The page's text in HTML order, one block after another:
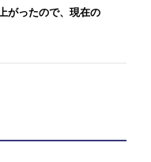
がったので、現在の